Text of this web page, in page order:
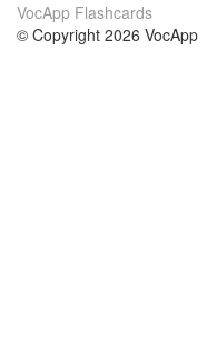
VocApp Flashcards
© Copyright 2026 VocApp